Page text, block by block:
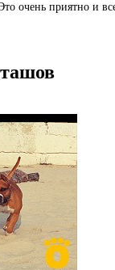
очень приятно и